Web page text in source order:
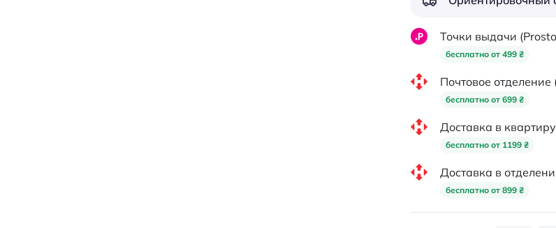
Точки выдачи
бесплатно от 499 ₴
Почтовое отделение
бесплатно от 699 ₴
Доставка в
бесплатно от 1199 ₴
Доставка в
бесплатно от 899 ₴